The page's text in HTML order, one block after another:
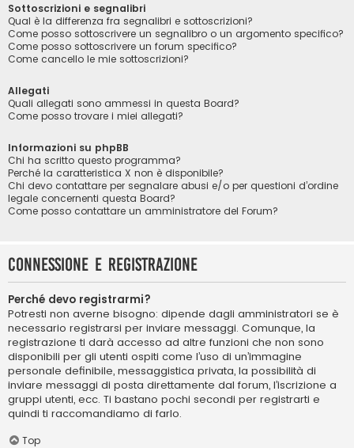
Sottoscrizioni e segnalibri
Qual è la differenza fra segnalibri e sottoscrizioni?
Come posso sottoscrivere un segnalibro o un argomento specifico?
Come posso sottoscrivere un forum specifico?
Come cancello le mie sottoscrizioni?
Allegati
Quali allegati sono ammessi in questa Board?
Come posso trovare i miei allegati?
Informazioni su phpBB
Chi ha scritto questo programma?
Perché la caratteristica X non è disponibile?
Chi devo contattare per segnalare abusi e/o per questioni d’ordine
legale concernenti questa Board?
Come posso contattare un amministratore del Forum?
Connessione e registrazione
Perché devo registrarmi?
Potresti non averne bisogno: dipende dagli amministratori se è
necessario registrarsi per inviare messaggi. Comunque, la
registrazione ti darà accesso ad altre funzioni che non sono
disponibili per gli utenti ospiti come l’uso di un’immagine
personale definibile, messaggistica privata, la possibilità di
inviare messaggi di posta direttamente dal forum, l’iscrizione a
gruppi utenti, ecc. Ti bastano pochi secondi per registrarti e
quindi ti raccomandiamo di farlo.
Top